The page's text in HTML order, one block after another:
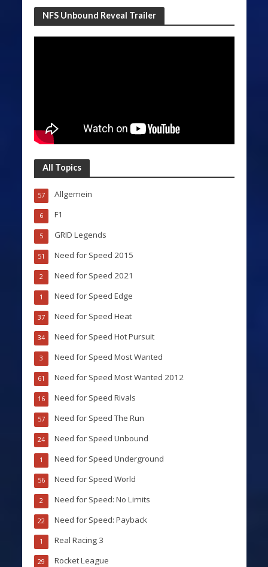
NFS Unbound Reveal Trailer
All Topics
Allgemein
57
F1
6
GRID Legends
5
Need for Speed 2015
51
Need for Speed 2021
2
Need for Speed Edge
1
Need for Speed Heat
37
Need for Speed Hot Pursuit
34
Need for Speed Most Wanted
3
Need for Speed Most Wanted 2012
61
Need for Speed Rivals
16
Need for Speed The Run
57
Need for Speed Unbound
24
Need for Speed Underground
1
Need for Speed World
56
Need for Speed: No Limits
2
Need for Speed: Payback
22
Real Racing 3
1
Rocket League
29